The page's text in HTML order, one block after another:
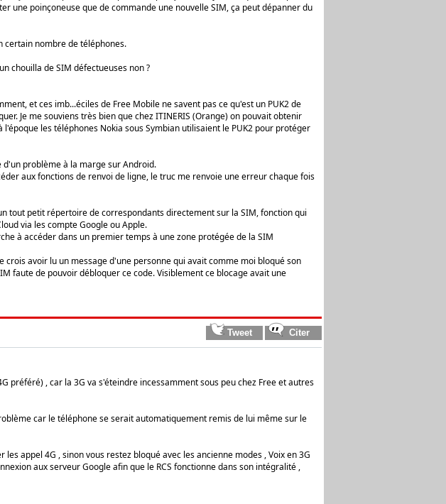
une poinçoneuse que de commande une nouvelle SIM, ça peut dépanner du
certain nombre de téléphones.
chouilla de SIM défectueuses non ?
et ces imb...éciles de Free Mobile ne savent pas ce qu'est un PUK2 de
Je me souviens très bien que chez ITINERIS (Orange) on pouvait obtenir
les téléphones Nokia sous Symbian utilisaient le PUK2 pour protéger
d'un problème à la marge sur Android.
aux fonctions de renvoi de ligne, le truc me renvoie une erreur chaque fois
tout petit répertoire de correspondants directement sur la SIM, fonction qui
via les compte Google ou Apple.
à accéder dans un premier temps à une zone protégée de la SIM
avoir lu un message d'une personne qui avait comme moi bloqué son
faute de pouvoir débloquer ce code. Visiblement ce blocage avait une
préféré) , car la 3G va s'éteindre incessamment sous peu chez Free et autres
car le téléphone se serait automatiquement remis de lui même sur le
appel 4G , sinon vous restez bloqué avec les ancienne modes , Voix en 3G
aux serveur Google afin que le RCS fonctionne dans son intégralité ,